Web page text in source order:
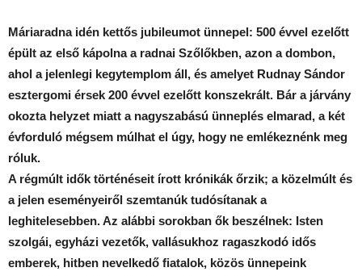
Máriaradna idén kettős jubileumot ünnepel: 500 évvel ezelőtt
épült az első kápolna a radnai Szőlőkben, azon a dombon,
ahol a jelenlegi kegytemplom áll, és amelyet Rudnay Sándor
esztergomi érsek 200 évvel ezelőtt konszekrált. Bár a járvány
okozta helyzet miatt a nagyszabású ünneplés elmarad, a két
évforduló mégsem múlhat el úgy, hogy ne emlékeznénk meg
róluk.
A régmúlt idők történéseit írott krónikák őrzik; a közelmúlt és
a jelen eseményeiről szemtanúk tudósítanak a
leghitelesebben. Az alábbi sorokban ők beszélnek: Isten
szolgái, egyházi vezetők, vallásukhoz ragaszkodó idős
emberek, hitben nevelkedő fiatalok, közös ünnepeink